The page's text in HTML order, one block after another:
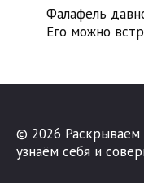
Фалафель
Его можно
© 2026 Раскрываем
узнаём себя и